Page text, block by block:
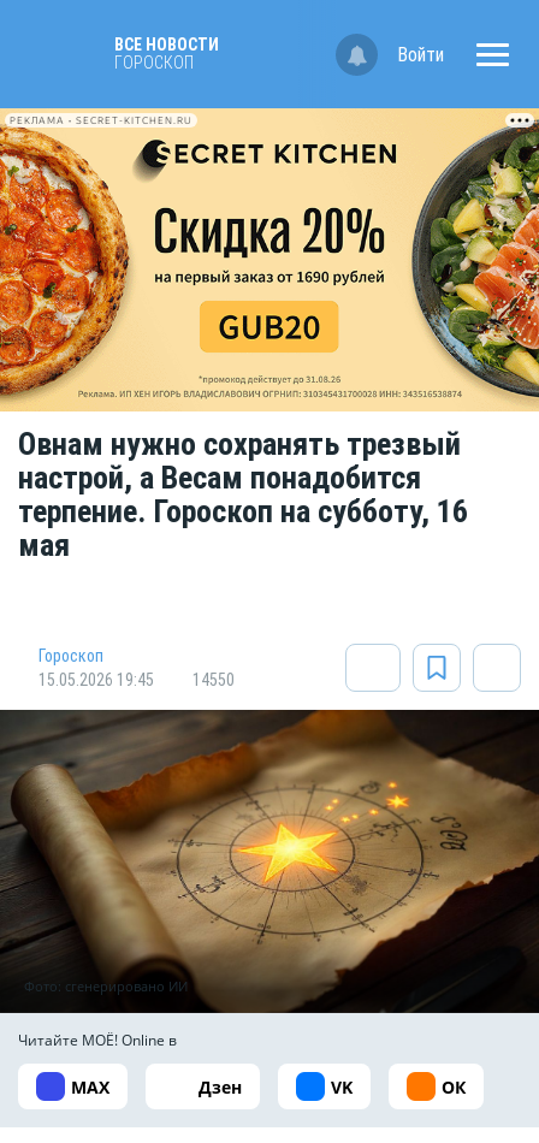
ВСЕ НОВОСТИ
ГОРОСКОП
Войти
РЕКЛАМА • SECRET-KITCHEN.RU
Овнам нужно сохранять трезвый
настрой, а Весам понадобится
терпение. Гороскоп на субботу, 16
мая
Гороскоп
15.05.2026 19:45
14550
Фото: сгенерировано ИИ
Читайте МОЁ! Online в
MAX Дзен VK ОК